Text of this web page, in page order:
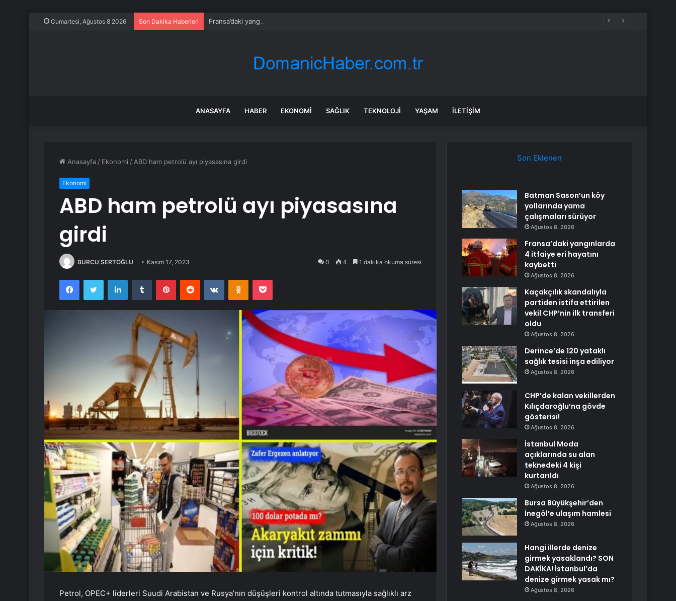
Cumartesi, Ağustos 8 2026 Son Dakika Haberleri Fransa’daki yangınlarda 4 itfaiye eri hayatını kaybetti
ANASAYFA HABER EKONOMI SAĞLIK TEKNOLOJI YAŞAM İLETIŞIM
Anasayfa / Ekonomi / ABD ham petrolü ayı piyasasına girdi
Ekonomi
ABD ham petrolü ayı piyasasına
girdi
BURCU SERTOĞLU Kasım 17, 2023 0 4 1 dakika okuma süresi
FacebookTwitter LinkedInTumblr PinterestReddit VKontakteOdnoklassniki
Pocket
Petrol, OPEC+ liderleri Suudi Arabistan ve Rusya’nın düşüşleri kontrol altında tutmasıyla sağlıklı arz
Son Eklenen
Batman Sason’un köy
yollarında yama
çalışmaları sürüyor
Ağustos 8, 2026
Fransa’daki yangınlarda
4 itfaiye eri hayatını
kaybetti
Ağustos 8, 2026
Kaçakçılık skandalıyla
partiden istifa ettirilen
vekil CHP’nin ilk transferi
oldu
Ağustos 8, 2026
Derince’de 120 yataklı
sağlık tesisi inşa ediliyor
Ağustos 8, 2026
CHP’de kalan vekillerden
Kılıçdaroğlu’na gövde
gösterisi!
Ağustos 8, 2026
İstanbul Moda
açıklarında su alan
teknedeki 4 kişi
kurtarıldı
Ağustos 8, 2026
Bursa Büyükşehir’den
İnegöl’e ulaşım hamlesi
Ağustos 8, 2026
Hangi illerde denize
girmek yasaklandı? SON
DAKİKA! İstanbul’da
denize girmek yasak mı?
Ağustos 8, 2026